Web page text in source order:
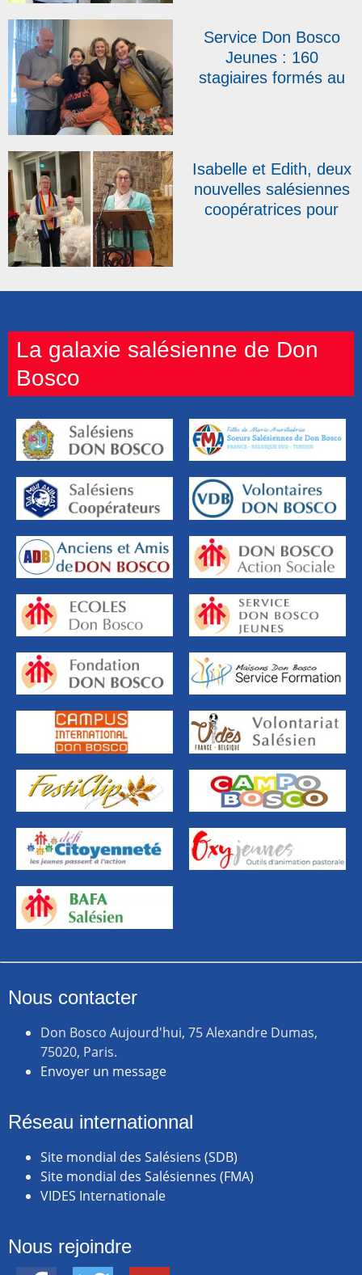
Emmanuel Petit
Service Don Bosco
Jeunes : 160
stagiaires formés au
Isabelle et Edith, deux
nouvelles salésiennes
coopératrices pour
La galaxie salésienne de Don
Bosco
Nous contacter
Don Bosco Aujourd'hui, 75 Alexandre Dumas,
75020, Paris.
Envoyer un message
Réseau internationnal
Site mondial des Salésiens (SDB)
Site mondial des Salésiennes (FMA)
VIDES Internationale
Nous rejoindre